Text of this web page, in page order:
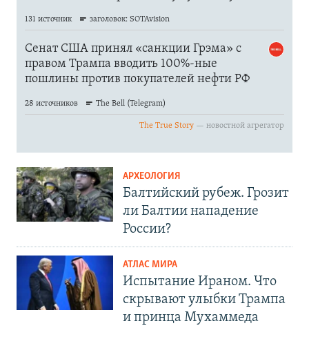
АРХЕОЛОГИЯ
Балтийский рубеж. Грозит
ли Балтии нападение
России?
АТЛАС МИРА
Испытание Ираном. Что
скрывают улыбки Трампа
и принца Мухаммеда